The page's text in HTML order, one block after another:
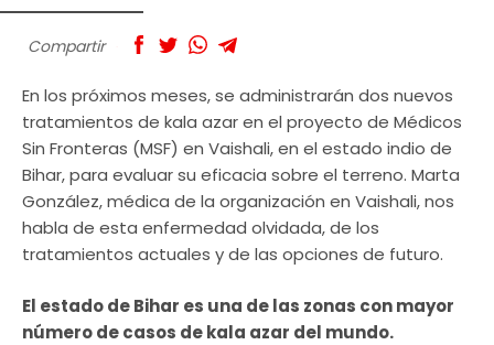
Compartir
En los próximos meses, se administrarán dos nuevos
tratamientos de kala azar en el proyecto de Médicos
Sin Fronteras (MSF) en Vaishali, en el estado indio de
Bihar, para evaluar su eficacia sobre el terreno. Marta
González, médica de la organización en Vaishali, nos
habla de esta enfermedad olvidada, de los
tratamientos actuales y de las opciones de futuro.
El estado de Bihar es una de las zonas con mayor
número de casos de kala azar del mundo.